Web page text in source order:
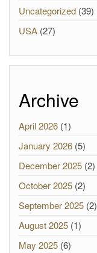
Uncategorized (39)
USA (27)
Archive
April 2026 (1)
January 2026 (5)
December 2025 (2)
October 2025 (2)
September 2025 (2)
August 2025 (1)
May 2025 (6)